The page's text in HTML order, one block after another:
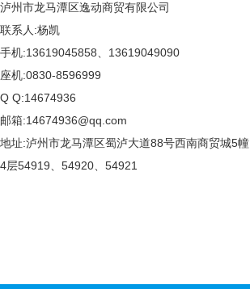
泸州市龙马潭区逸动商贸有限公司
联系人:杨凯
手机:13619045858、13619049090
座机:0830-8596999
Q Q:14674936
邮箱:14674936@qq.com
地址:泸州市龙马潭区蜀泸大道88号西南商贸城5幢
4层54919、54920、54921